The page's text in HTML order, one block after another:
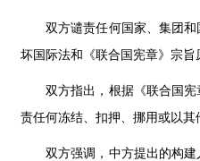
双方谴责任何国家、集团
坏国际法和《联合国宪章》宗
双方指出，根据《联合国
责任何冻结、扣押、挪用或以
双方强调，中方提出的构